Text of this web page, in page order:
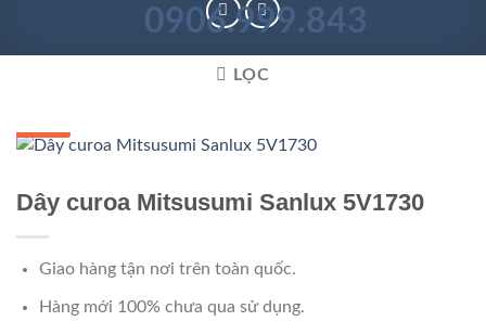
LỌC
Dây curoa Mitsusumi Sanlux 5V1730
Giao hàng tận nơi trên toàn quốc.
Hàng mới 100% chưa qua sử dụng.